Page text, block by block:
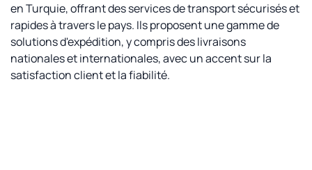
en Turquie, offrant des services de transport sécurisés et
rapides à travers le pays. Ils proposent une gamme de
solutions d'expédition, y compris des livraisons
nationales et internationales, avec un accent sur la
satisfaction client et la fiabilité.